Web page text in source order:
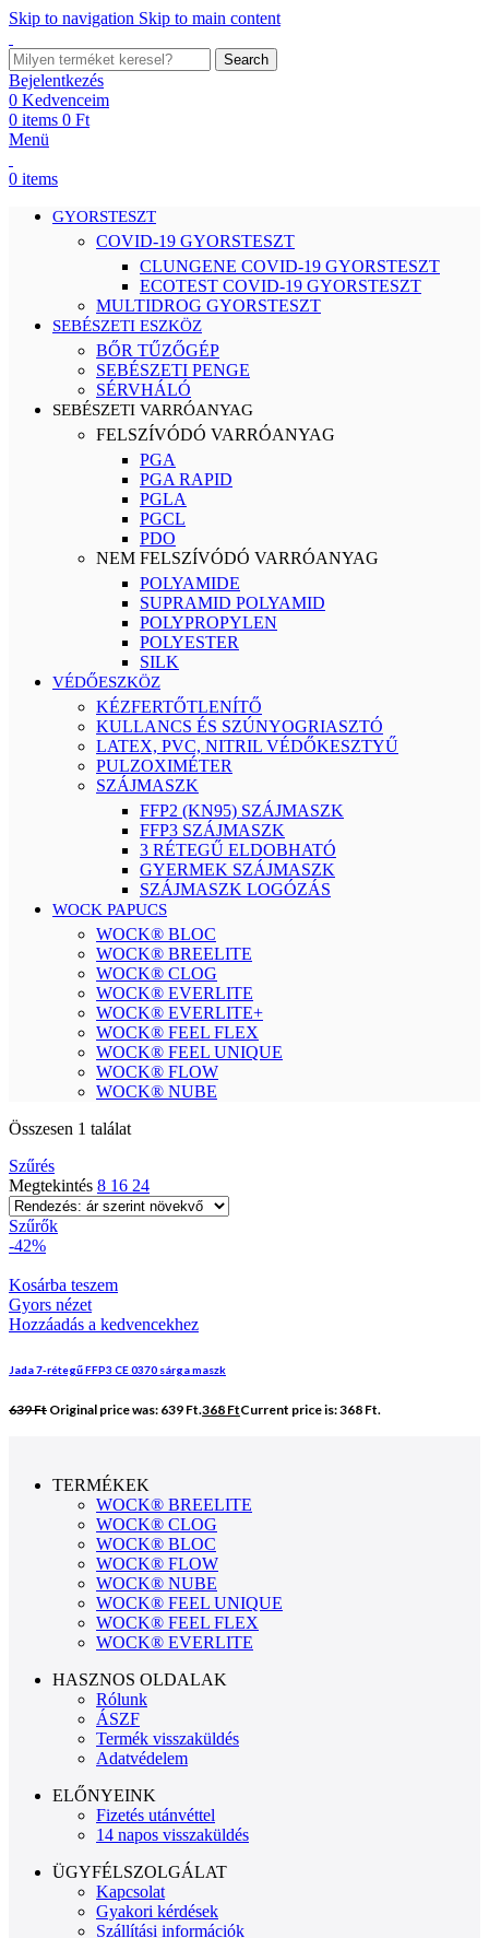
Skip to navigation Skip to main content
Search
Bejelentkezés
0 Kedvenceim
0 items 0 Ft
Menü
0 items
GYORSTESZT
COVID-19 GYORSTESZT
CLUNGENE COVID-19 GYORSTESZT
ECOTEST COVID-19 GYORSTESZT
MULTIDROG GYORSTESZT
SEBÉSZETI ESZKÖZ
BŐR TŰZŐGÉP
SEBÉSZETI PENGE
SÉRVHÁLÓ
SEBÉSZETI VARRÓANYAG
FELSZÍVÓDÓ VARRÓANYAG
PGA
PGA RAPID
PGLA
PGCL
PDO
NEM FELSZÍVÓDÓ VARRÓANYAG
POLYAMIDE
SUPRAMID POLYAMID
POLYPROPYLEN
POLYESTER
SILK
VÉDŐESZKÖZ
KÉZFERTŐTLENÍTŐ
KULLANCS ÉS SZÚNYOGRIASZTÓ
LATEX, PVC, NITRIL VÉDŐKESZTYŰ
PULZOXIMÉTER
SZÁJMASZK
FFP2 (KN95) SZÁJMASZK
FFP3 SZÁJMASZK
3 RÉTEGŰ ELDOBHATÓ
GYERMEK SZÁJMASZK
SZÁJMASZK LOGÓZÁS
WOCK PAPUCS
WOCK® BLOC
WOCK® BREELITE
WOCK® CLOG
WOCK® EVERLITE
WOCK® EVERLITE+
WOCK® FEEL FLEX
WOCK® FEEL UNIQUE
WOCK® FLOW
WOCK® NUBE
Összesen 1 találat
Szűrés
Megtekintés 8 16 24
Szűrők
-42%
Kosárba teszem
Gyors nézet
Hozzáadás a kedvencekhez
Jada 7-rétegű FFP3 CE 0370 sárga maszk
639Ft Original price was: 639 Ft.368 FtCurrent price is: 368 Ft.
TERMÉKEK
WOCK® BREELITE
WOCK® CLOG
WOCK® BLOC
WOCK® FLOW
WOCK® NUBE
WOCK® FEEL UNIQUE
WOCK® FEEL FLEX
WOCK® EVERLITE
HASZNOS OLDALAK
Rólunk
ÁSZF
Termék visszaküldés
Adatvédelem
ELŐNYEINK
Fizetés utánvéttel
14 napos visszaküldés
ÜGYFÉLSZOLGÁLAT
Kapcsolat
Gyakori kérdések
Szállítási információk